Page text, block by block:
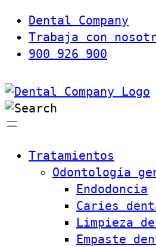
Dental Company
Trabaja con
900 926 900
Tratamientos
Odontología
Endodoncia
Caries
Limpieza
Empaste